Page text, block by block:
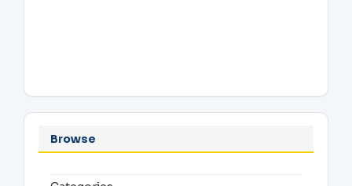
Browse